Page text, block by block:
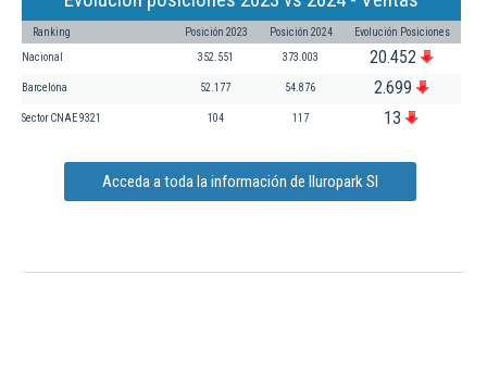
Ranking Posición 2023 Posición 2024 Evolución Posiciones
Nacional 352.551 373.003 20.452
Barcelona 52.177 54.876 2.699
Sector CNAE 9321 104 117 13
Acceda a toda la información de Iluropark Sl